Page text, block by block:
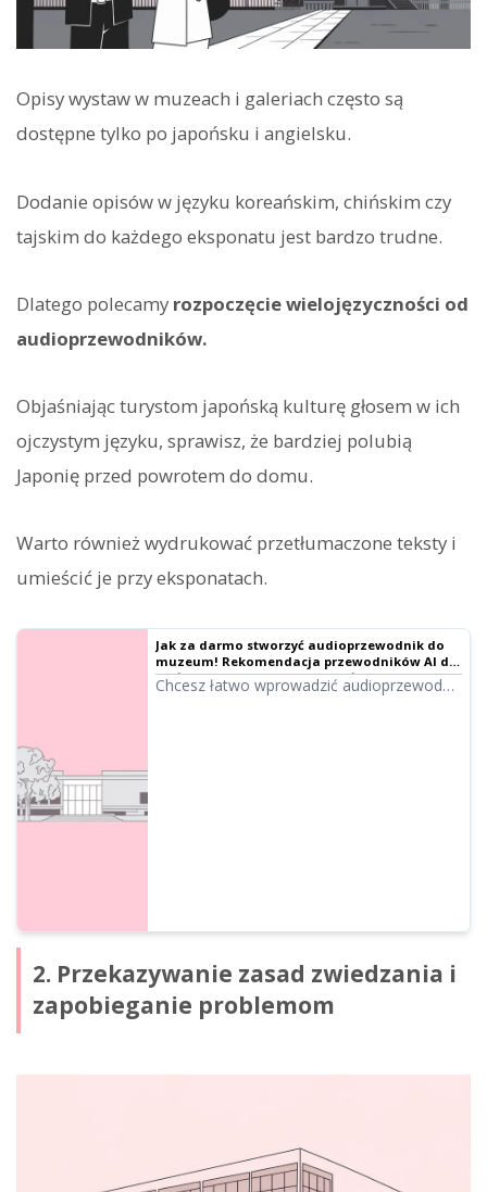
Opisy wystaw w muzeach i galeriach często są
dostępne tylko po japońsku i angielsku.
Dodanie opisów w języku koreańskim, chińskim czy
tajskim do każdego eksponatu jest bardzo trudne.
Dlatego polecamy rozpoczęcie wielojęzyczności od
audioprzewodników.
Objaśniając turystom japońską kulturę głosem w ich
ojczystym języku, sprawisz, że bardziej polubią
Japonię przed powrotem do domu.
Warto również wydrukować przetłumaczone teksty i
umieścić je przy eksponatach.
Jak za darmo stworzyć audioprzewodnik do
muzeum! Rekomendacja przewodników AI dla
małych placówek i wystaw stałych
Chcesz łatwo wprowadzić audioprzewodnik
2. Przekazywanie zasad zwiedzania i
zapobieganie problemom